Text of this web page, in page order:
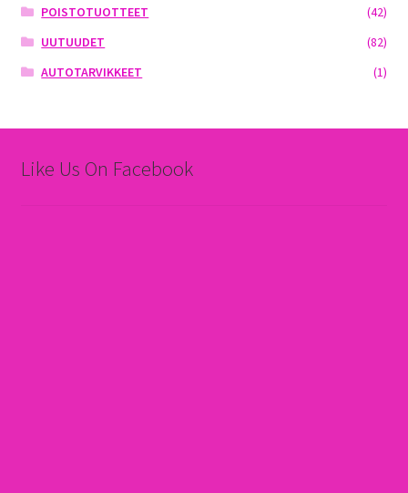
POISTOTUOTTEET
(42)
UUTUUDET
(82)
AUTOTARVIKKEET
(1)
Like Us On Facebook